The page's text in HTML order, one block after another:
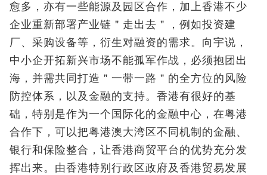
愈多，亦有一些能源及园区合作，加上香港不少
企业重新部署产业链＂走出去＂，例如投资建
厂、采购设备等，衍生对融资的需求。向宇说，
中小企开拓新兴市场不能孤军作战，必须抱团出
海，并需共同打造＂一带一路＂的全方位的风险
防控体系，以及金融的支持。香港有很好的基
础，特别是作为一个国际化的金融中心，在粤港
合作下，可以把粤港澳大湾区不同机制的金融、
银行和保险整合，让香港商贸平台的优势充分发
挥出来。由香港特别行政区政府及香港贸易发展